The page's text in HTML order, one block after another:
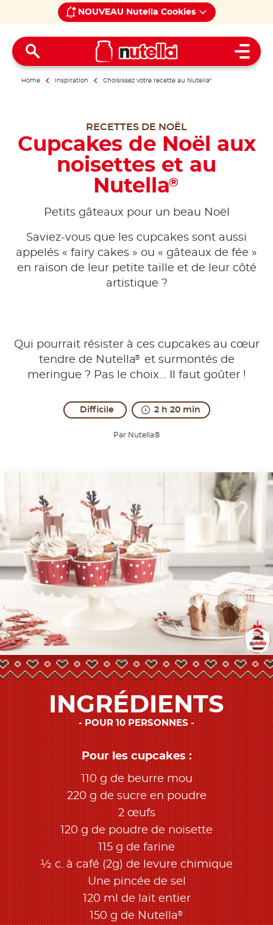
NOUVEAU Nutella Cookies
Open
Home Inspiration Choisissez votre recette au Nutella®
RECETTES DE NOËL
Cupcakes de Noël aux
noisettes et au
Nutella®
Petits gâteaux pour un beau Noël
Saviez-vous que les cupcakes sont aussi
appelés « fairy cakes » ou « gâteaux de fée »
en raison de leur petite taille et de leur côté
artistique ?
Qui pourrait résister à ces cupcakes au cœur
tendre de Nutella®
et surmontés de
meringue ? Pas le choix... Il faut goûter !
Difficile 2 h 20 min
Par Nutella®
INGRÉDIENTS
POUR 10 PERSONNES
Pour les cupcakes :
110 g de beurre mou
220 g de sucre en poudre
2 œufs
120 g de poudre de noisette
115 g de farine
½ c. à café (2g) de levure chimique
Une pincée de sel
120 ml de lait entier
150 g de Nutella®